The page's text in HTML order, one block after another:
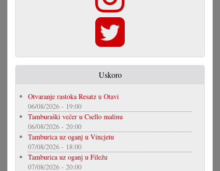
Uskoro
Otvaranje rastoka Resatz u Otavi
06/08/2026 - 19:00
Tamburaški večer u Csello malinu
06/08/2026 - 20:00
Tamburica uz oganj u Vincjetu
07/08/2026 - 18:00
Tamburica uz oganj u Filežu
07/08/2026 - 20:00